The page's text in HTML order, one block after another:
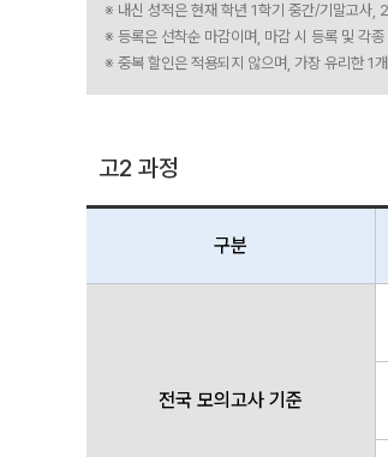
※ 내신 성적은 현재 학년 1학기 중간/기말고사,
※ 등록은 선착순 마감이며, 마감 시 등록 및 각
※ 중복 할인은 적용되지 않으며, 가장 유리한 1
고2 과정
구분
전국 모의고사 기준